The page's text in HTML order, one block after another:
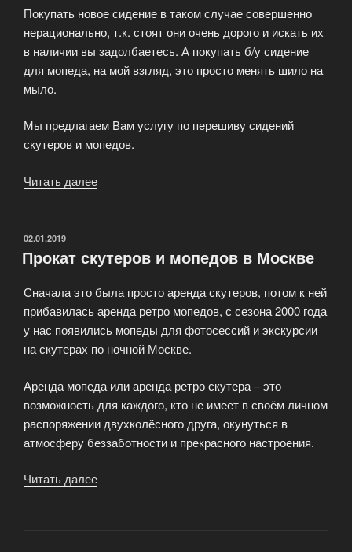
Покупать новое сидение в таком случае совершенно
нерационально, т.к. стоят они очень дорого и искать их
в наличии вы задолбаетесь. А покупать б/у сидение
для мопеда, на мой взгляд, это просто менять шило на
мыло.
Мы предлагаем Вам услугу по перешиву сидений
скутеров и мопедов.
Читать далее
ОПУБЛИКОВАНО
02.01.2019
Прокат скутеров и мопедов в Москве
Сначала это была просто аренда скутеров, потом к ней
прибавилась аренда ретро мопедов, с сезона 2000 года
у нас появились мопеды для фотосессий и экскурсии
на скутерах по ночной Москве.
Аренда мопеда или аренда ретро скутера – это
возможность для каждого, кто не имеет в своём личном
распоряжении двухколёсного друга, окунуться в
атмосферу беззаботности и прекрасного настроения.
Читать далее